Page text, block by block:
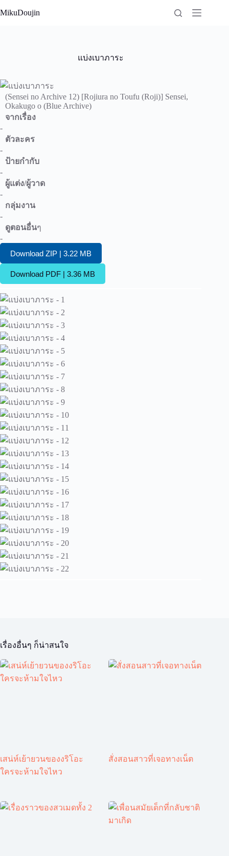
to
MikuDoujin
แบ่งเบาภาระ
(Sensei no Archive 12) [Rojiura no Toufu (Roji)] Sensei,
Okakugo o (Blue Archive)
จากเรื่อง
-
ตัวละคร
-
ป้ายกำกับ
-
ผู้แต่ง/ผู้วาด
-
กลุ่มงาน
-
ดูตอนอื่นๆ
-
Download ZIP | 3.22 MB
Download PDF | 3.36 MB
เรื่องอื่นๆ ก็น่าสนใจ
เสน่ห์เย้ายวนของงริโอะ
ใครจะห้ามใจไหว
สั่งสอนสาวที่เจอทางเน็ต